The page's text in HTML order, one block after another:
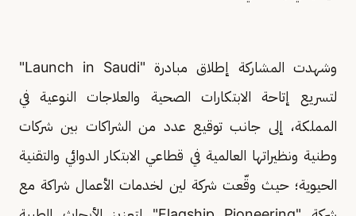
وشهدت المشاركة إطلاق مبادرة "Launch in Saudi"
لتسريع إتاحة الابتكارات الصحية والعلاجات النوعية في
المملكة، إلى جانب توقيع عدد من الشراكات بين شركات
وطنية ونظيراتها العالمية في قطاعي الابتكار الدوائي والتقنية
الحيوية؛ حيث وقّعت شركة لين لخدمات الأعمال شراكة مع